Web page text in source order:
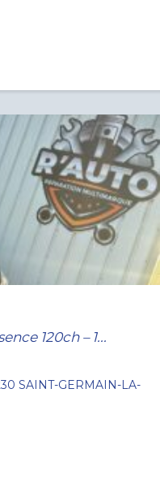
120ch – 1...
SAINT-GERMAIN-LA-